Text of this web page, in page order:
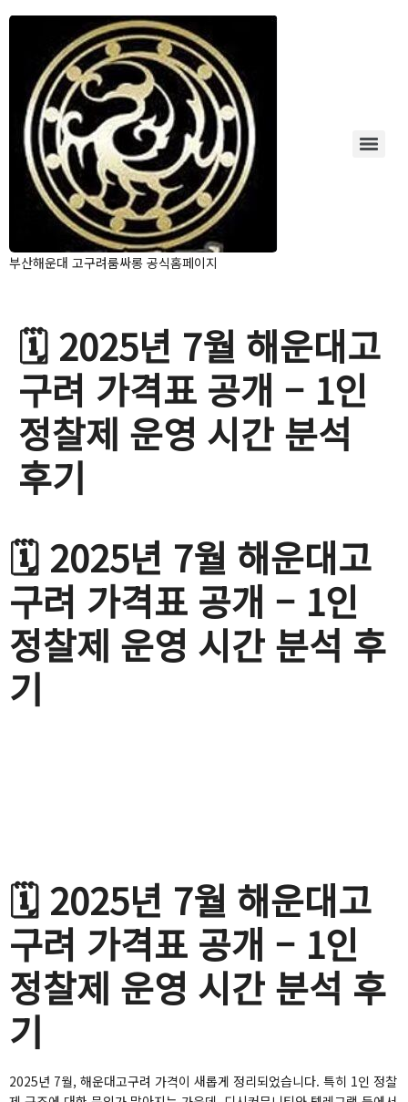
부산해운대 고구려룸싸롱 공식홈페이지
🗓️ 2025년 7월 해운대고
구려 가격표 공개 – 1인
정찰제 운영 시간 분석
후기
🗓️ 2025년 7월 해운대고
구려 가격표 공개 – 1인
정찰제 운영 시간 분석 후
기
🗓️ 2025년 7월 해운대고
구려 가격표 공개 – 1인
정찰제 운영 시간 분석 후
기
2025년 7월, 해운대고구려 가격이 새롭게 정리되었습니다. 특히 1인 정찰